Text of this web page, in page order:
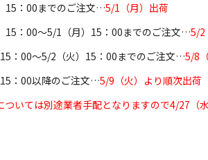
15：00までのご注文…5/1（月）出荷
15：00～5/1（月）15：00までのご注文…5/2
：00～5/2（火）15：00までのご注文…5/8
：00以降のご注文…5/9（火）より順次出荷
ついては別途業者手配となりますので4/27